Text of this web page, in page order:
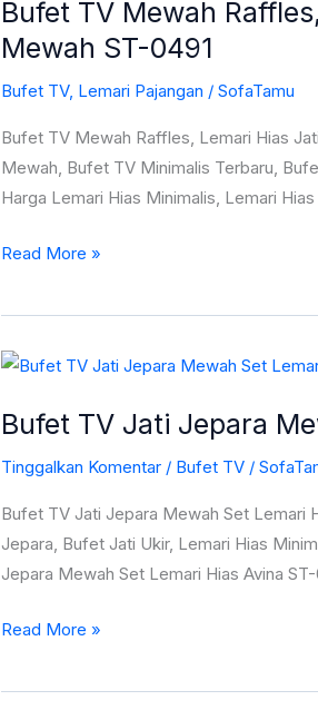
Bufet TV Mewah
Mewah ST-0491
Bufet TV, Lemari Pajangan / SofaTamu
Bufet TV Mewah Raffles, Lemari Hias
Mewah, Bufet TV Minimalis Terbaru,
Harga Lemari Hias Minimalis, Lemari
Mewah
Raffles,
Hias
Jati
Ukiran
Terbaru,
TV
Mewah
0491
Read More »
Bufet TV Jati Jepara
Tinggalkan Komentar / Bufet TV /
Bufet TV Jati Jepara Mewah Set Lemari
Jepara, Bufet Jati Ukir, Lemari Hias
Jepara Mewah Set Lemari Hias Avina
Bufet
Jati
Mewah
Set
Lemari
Hias
ST-
Read More »